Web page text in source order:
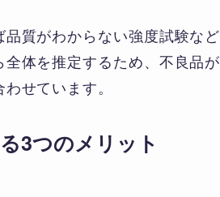
質がわからない強度試験など
体を推定するため、不良品
せています。
3つのメリット